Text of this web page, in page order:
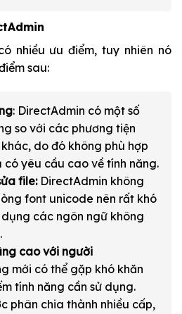
nhiều ưu điểm, tuy nhiên nó
sau:
: DirectAdmin có một số
so với các phương tiện
do đó không phù hợp
có yêu cầu cao về tính năng.
file:DirectAdmin không
font unicode nên rất khó
các ngôn ngữ không
cao với người
mới có thể gặp khó khăn
tính năng cần sử dụng.
phân chia thành nhiều cấp,